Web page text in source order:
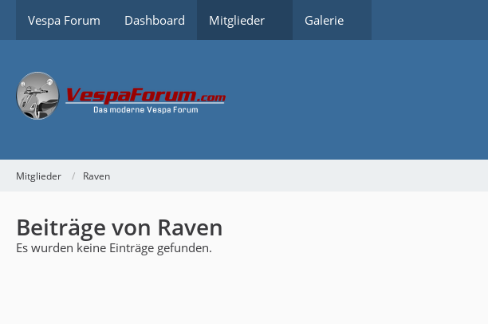
Vespa Forum Dashboard Mitglieder Galerie
Mitglieder Raven
Beiträge von Raven
Es wurden keine Einträge gefunden.